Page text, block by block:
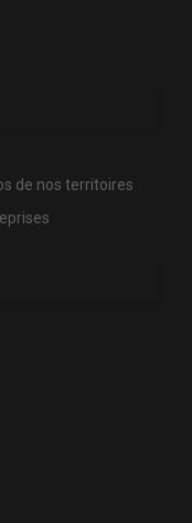
de nos territoires